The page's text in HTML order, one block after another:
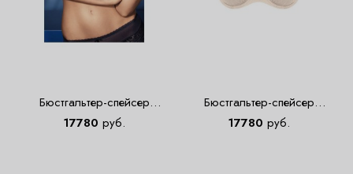
Бюстгальтер-спейсер
Empreinte 40173 темно-синий
17780 руб.
Бюстгальтер-спейсер
Empreinte 40173 цвета экрю
17780 руб.